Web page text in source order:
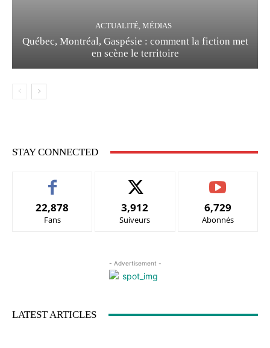
ACTUALITÉ, MÉDIAS
Québec, Montréal, Gaspésie : comment la fiction met
en scène le territoire
STAY CONNECTED
22,878
Fans
3,912
Suiveurs
6,729
Abonnés
- Advertisement -
LATEST ARTICLES